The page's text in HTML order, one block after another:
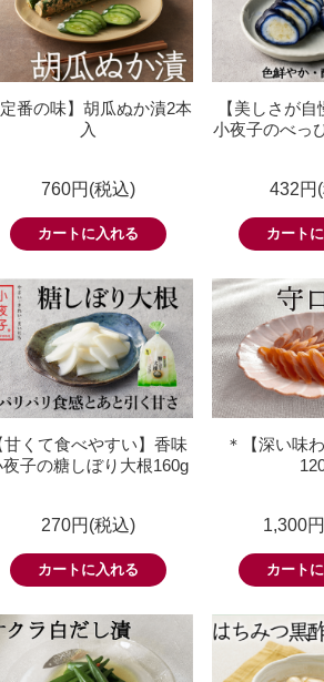
番の味】胡瓜ぬか漬2本
入
760円(税込)
【美しさが
小夜子のべっ
432円
甘くて食べやすい】香味
夜子の糖しぼり大根160g
270円(税込)
＊【深い味
1,300